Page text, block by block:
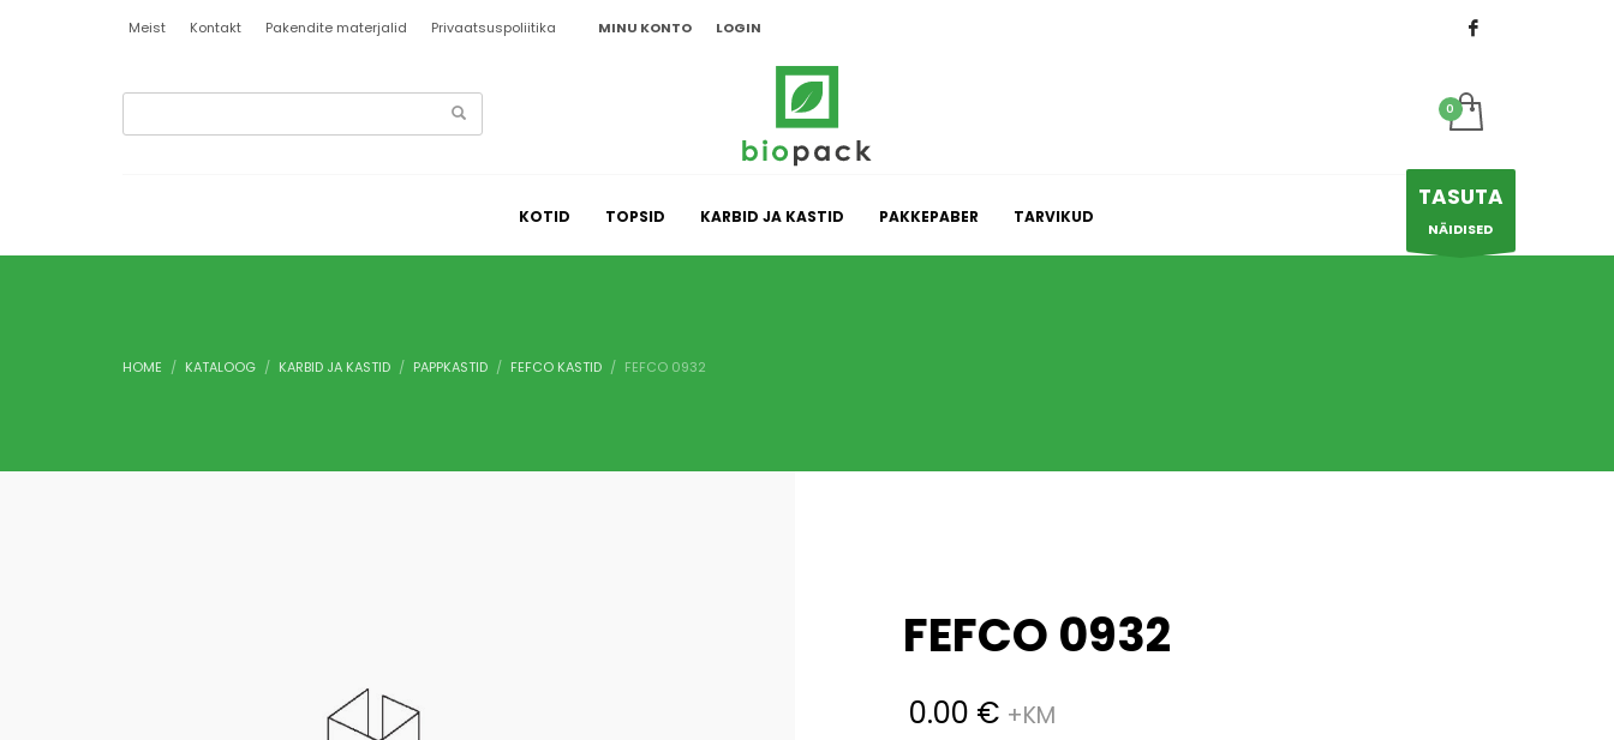
LOGI SISSE
Jäta mind meelde
Meist Kontakt Pakendite materjalid Privaatsuspoliitika MINU KONTO LOGIN
KOTID TOPSID KARBID JA KASTID PAKKEPABER TARVIKUD
TASUTA
NÄIDISED
HOME KATALOOG KARBID JA KASTID PAPPKASTID FEFCO KASTID FEFCO 0932
FEFCO 0932
0.00 €